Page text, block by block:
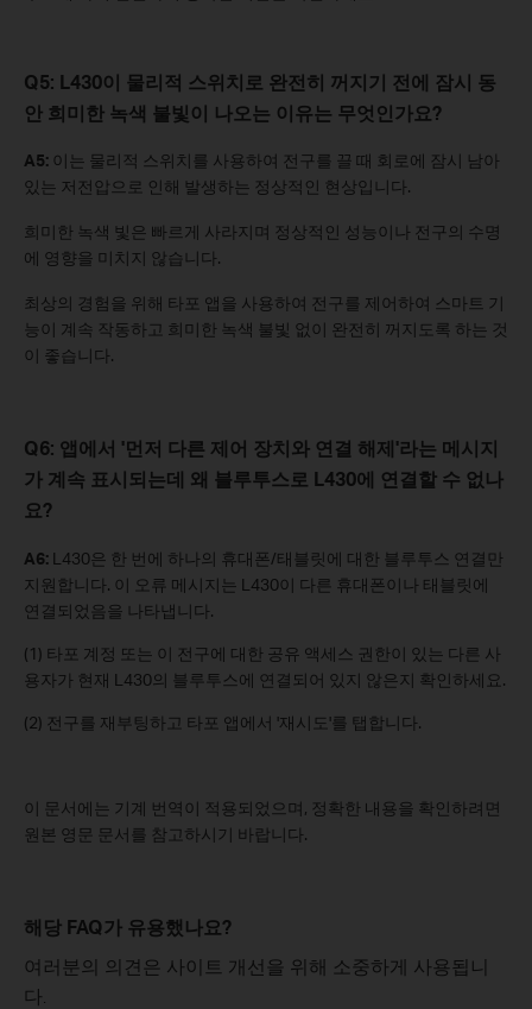
Q5: L430이 물리적 스위치로 완전히 꺼지기 전에 잠시 동
안 희미한 녹색 불빛이 나오는 이유는 무엇인가요?
A5: 이는 물리적 스위치를 사용하여 전구를 끌 때 회로에 잠시 남아
있는 저전압으로 인해 발생하는 정상적인 현상입니다.
희미한 녹색 빛은 빠르게 사라지며 정상적인 성능이나 전구의 수명
에 영향을 미치지 않습니다.
최상의 경험을 위해 타포 앱을 사용하여 전구를 제어하여 스마트 기
능이 계속 작동하고 희미한 녹색 불빛 없이 완전히 꺼지도록 하는 것
이 좋습니다.
Q6: 앱에서 '먼저 다른 제어 장치와 연결 해제'라는 메시지
가 계속 표시되는데 왜 블루투스로 L430에 연결할 수 없나
요?
A6: L430은 한 번에 하나의 휴대폰/태블릿에 대한 블루투스 연결만
지원합니다. 이 오류 메시지는 L430이 다른 휴대폰이나 태블릿에
연결되었음을 나타냅니다.
(1) 타포 계정 또는 이 전구에 대한 공유 액세스 권한이 있는 다른 사
용자가 현재 L430의 블루투스에 연결되어 있지 않은지 확인하세요.
(2) 전구를 재부팅하고 타포 앱에서 '재시도'를 탭합니다.
이 문서에는 기계 번역이 적용되었으며, 정확한 내용을 확인하려면
원본 영문 문서를 참고하시기 바랍니다.
해당 FAQ가 유용했나요?
여러분의 의견은 사이트 개선을 위해 소중하게 사용됩니
다.